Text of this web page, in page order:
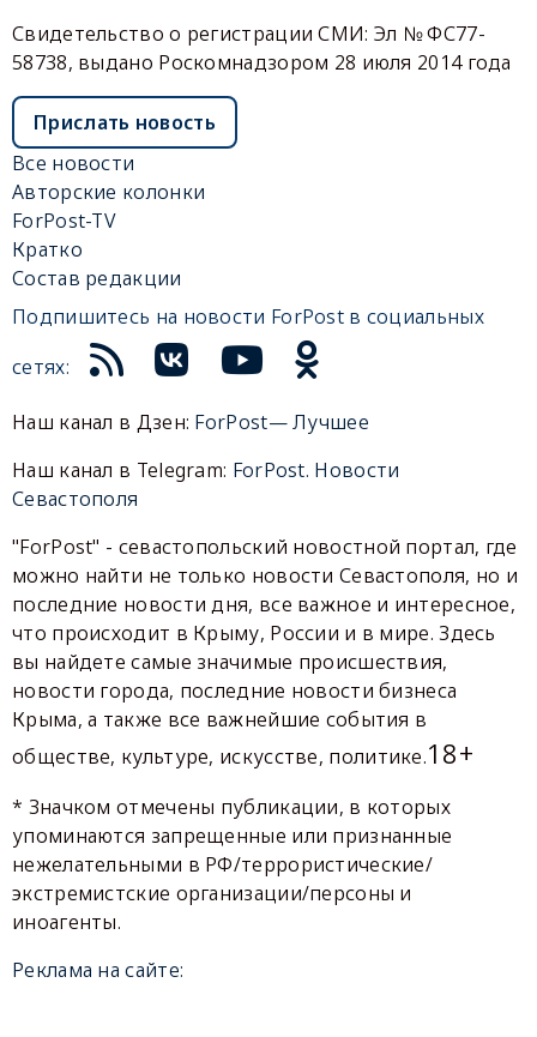
Свидетельство о регистрации СМИ: Эл № ФС77-
58738, выдано Роскомнадзором 28 июля 2014 года
Прислать новость
Все новости
Авторские колонки
ForPost-TV
Кратко
Состав редакции
Подпишитесь на новости ForPost в социальных
сетях:
Наш канал в Дзен: ForPost— Лучшее
Наш канал в Telegram: ForPost. Новости
Севастополя
"ForPost" - севастопольский новостной портал, где
можно найти не только новости Севастополя, но и
последние новости дня, все важное и интересное,
что происходит в Крыму, России и в мире. Здесь
вы найдете самые значимые происшествия,
новости города, последние новости бизнеса
Крыма, а также все важнейшие события в
обществе, культуре, искусстве, политике.18+
* Значком отмечены публикации, в которых
упоминаются запрещенные или признанные
нежелательными в РФ/террористические/
экстремистские организации/персоны и
иноагенты.
Реклама на сайте: